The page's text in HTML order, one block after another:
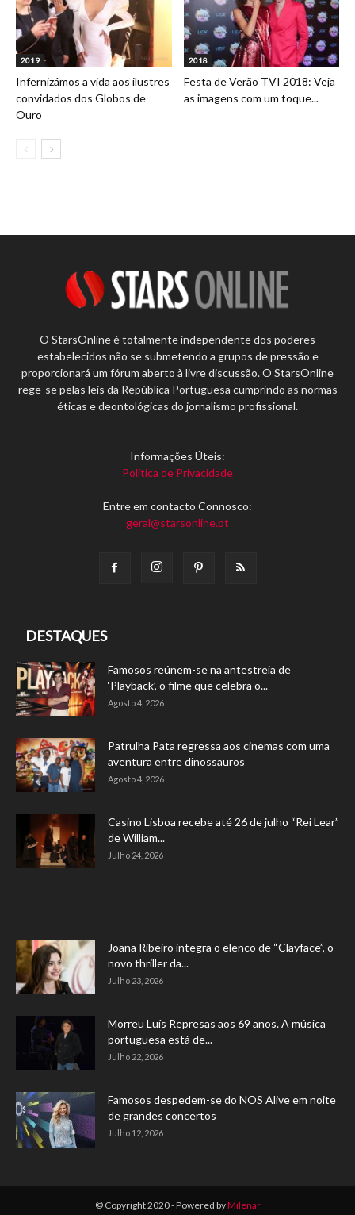
2019
Infernizámos a vida aos ilustres
convidados dos Globos de
Ouro
2018
Festa de Verão TVI 2018: Veja
as imagens com um toque...
O StarsOnline é totalmente independente dos poderes
estabelecidos não se submetendo a grupos de pressão e
proporcionará um fórum aberto à livre discussão. O StarsOnline
rege-se pelas leis da República Portuguesa cumprindo as normas
éticas e deontológicas do jornalismo profissional.
Informações Úteis:
Política de Privacidade
Entre em contacto Connosco:
geral@starsonline.pt
DESTAQUES
Famosos reúnem-se na antestreia de
‘Playback’, o filme que celebra o...
Agosto 4, 2026
Patrulha Pata regressa aos cinemas com uma
aventura entre dinossauros
Agosto 4, 2026
Casino Lisboa recebe até 26 de julho “Rei Lear”
de William...
Julho 24, 2026
Joana Ribeiro integra o elenco de “Clayface”, o
novo thriller da...
Julho 23, 2026
Morreu Luís Represas aos 69 anos. A música
portuguesa está de...
Julho 22, 2026
Famosos despedem-se do NOS Alive em noite
de grandes concertos
Julho 12, 2026
© Copyright 2020 - Powered byMilenar